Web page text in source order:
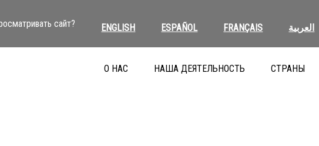
сайт? ENGLISH ESPAÑOL FRANÇAIS العربية
О НАС НАША ДЕЯТЕЛЬНОСТЬ СТРАНЫ